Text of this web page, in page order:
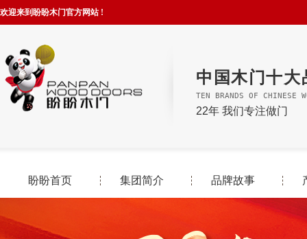
欢迎来到盼盼木门官方网站 !
中国木门十大
TEN BRANDS OF CHINESE
22年 我们专注做门
盼盼首页 集团简介 品牌故事